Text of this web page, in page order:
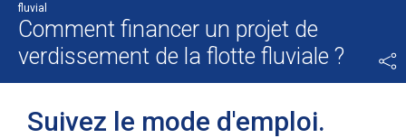
fluvial
Comment financer un projet de
verdissement de la flotte fluviale ?
Suivez le mode d'emploi.